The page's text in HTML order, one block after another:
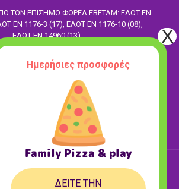
ΤΟΝ ΕΠΙΣΗΜΟ ΦΟΡΕΑ ΕΒΕΤΑΜ: ΕΛΟΤ EN
ΕΝ 1176-3 (17), ΕΛΟΤ ΕΝ 1176-10 (08),
ΕΛΟΤ ΕΝ 14960 (13)
Ακολούθησέ μας
All Rights Reserved.
Designed with love
ASK Digital
Ημερήσιες προσφορές
Family Pizza & play
ΔΕΙΤΕ ΤΗΝ